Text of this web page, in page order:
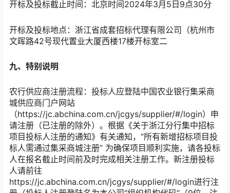
开标及投标截止时间：北京时间2024年3月5日9点30分
开标及投标地点：浙江省成套招标代理有限公司（杭州市
文晖路42号现代置业大厦西楼17楼开标室二
九、特别说明
农行供应商注册流程：投标人应登陆中国农业银行集采商
城供应商门户网站
（https://jc.abchina.com.cn/jcgys/supplier/#/login）申
请注册（已注册的除外）。根据《关于浙江分行集中招标
项目投标人注册的通知》有关通知，“所有新增招标项目投
标人需通过集采商城注册” 为确保项目顺利实施，请各投标
人在报名截止时间前及时完成相关注册工作。新注册投标
人请前往
https://jc.abchina.com.cn/jcgys/supplier/#/login进行注